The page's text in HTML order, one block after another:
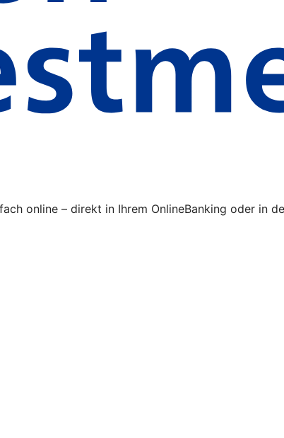
online – direkt in Ihrem OnlineBanking oder in